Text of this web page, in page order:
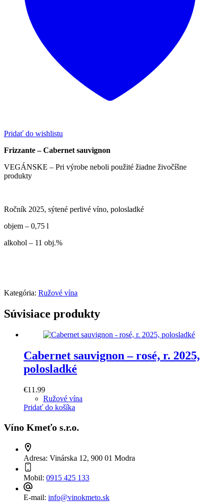
Pridať do wishlistu
Frizzante – Cabernet sauvignon
VEGÁNSKE – Pri výrobe neboli použité žiadne živočíšne
produkty
Ročník 2025, sýtené perlivé víno, polosladké
objem – 0,75 l
alkohol – 11 obj.%
Kategória: Ružové vína
Súvisiace produkty
Cabernet sauvignon – rosé, r. 2025,
polosladké
€11.99
Ružové vína
Pridať do košíka
Víno Kmeťo s.r.o.
Adresa: Vinárska 12, 900 01 Modra
Mobil: 0915 425 133
E-mail: info@vinokmeto.sk